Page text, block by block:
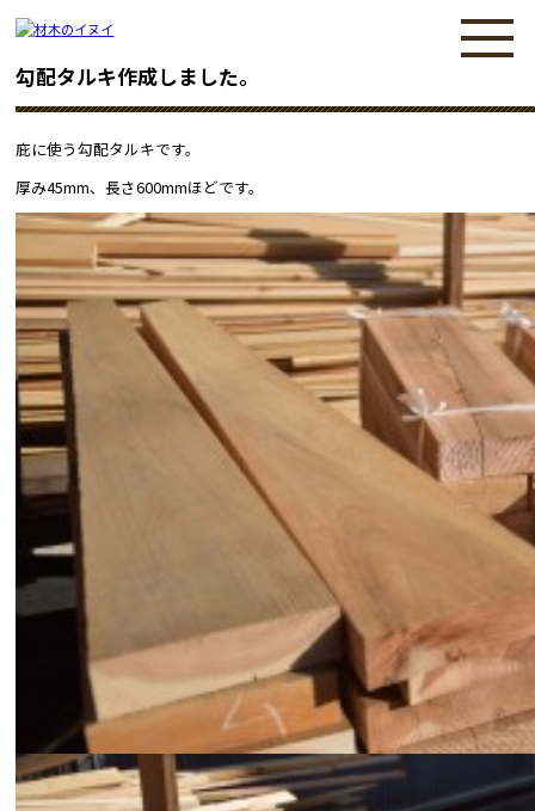
勾配タルキ作成しました。
庇に使う勾配タルキです。
厚み45mm、長さ600mmほどです。